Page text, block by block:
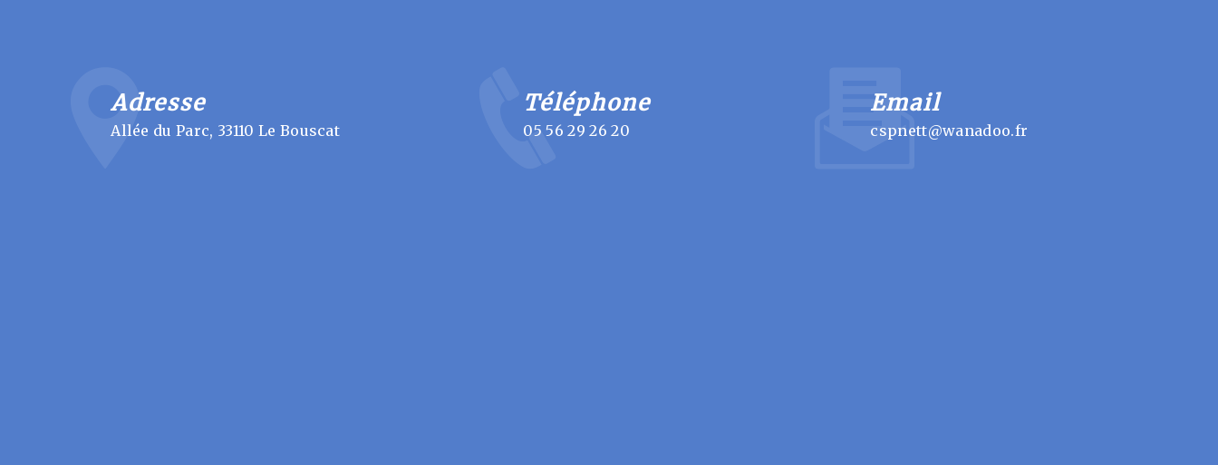
Adresse
Allée du Parc, 33110 Le Bouscat
Téléphone
05 56 29 26 20
Email
cspnett@wanadoo.fr